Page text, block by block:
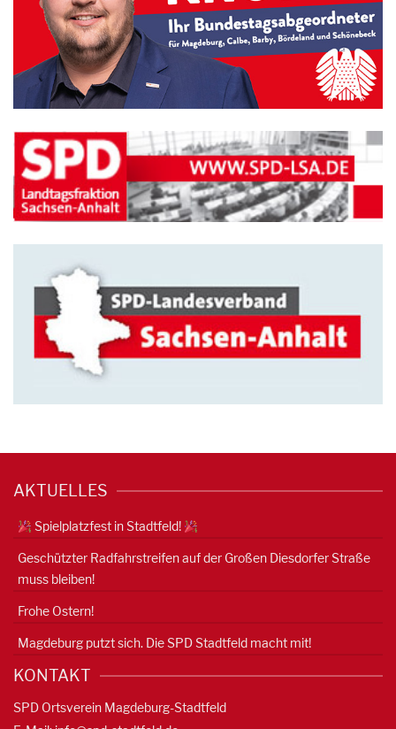
AKTUELLES
Spielplatzfest in Stadtfeld!
Geschützter Radfahrstreifen auf der Großen Diesdorfer Straße
muss bleiben!
Frohe Ostern!
Magdeburg putzt sich. Die SPD Stadtfeld macht mit!
KONTAKT
SPD Ortsverein Magdeburg-Stadtfeld